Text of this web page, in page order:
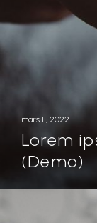
mars 11, 2022
Lorem
(Demo)